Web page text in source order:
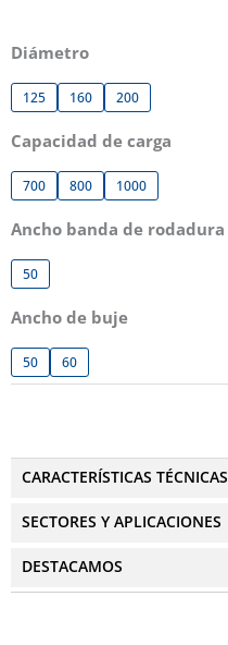
Diámetro
125 160 200
Capacidad de carga
700 800 1000
Ancho banda de rodadura
50
Ancho de buje
50 60
CARACTERÍSTICAS TÉCNICAS
SECTORES Y APLICACIONES
DESTACAMOS